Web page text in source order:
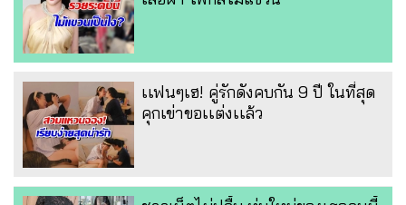
เเฟนๆเฮ! คู่รักดังคบกัน 9 ปี ในที่สุด
คุกเข่าขอเเต่งเเล้ว